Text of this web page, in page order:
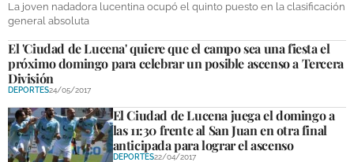
La joven nadadora lucentina ocupó el quinto puesto en la clasificación
general absoluta
El 'Ciudad de Lucena' quiere que el campo sea una fiesta el
próximo domingo para celebrar un posible ascenso a Tercera
División
DEPORTES24/05/2017
El Ciudad de Lucena juega el domingo a
las 11:30 frente al San Juan en otra final
anticipada para lograr el ascenso
DEPORTES22/04/2017